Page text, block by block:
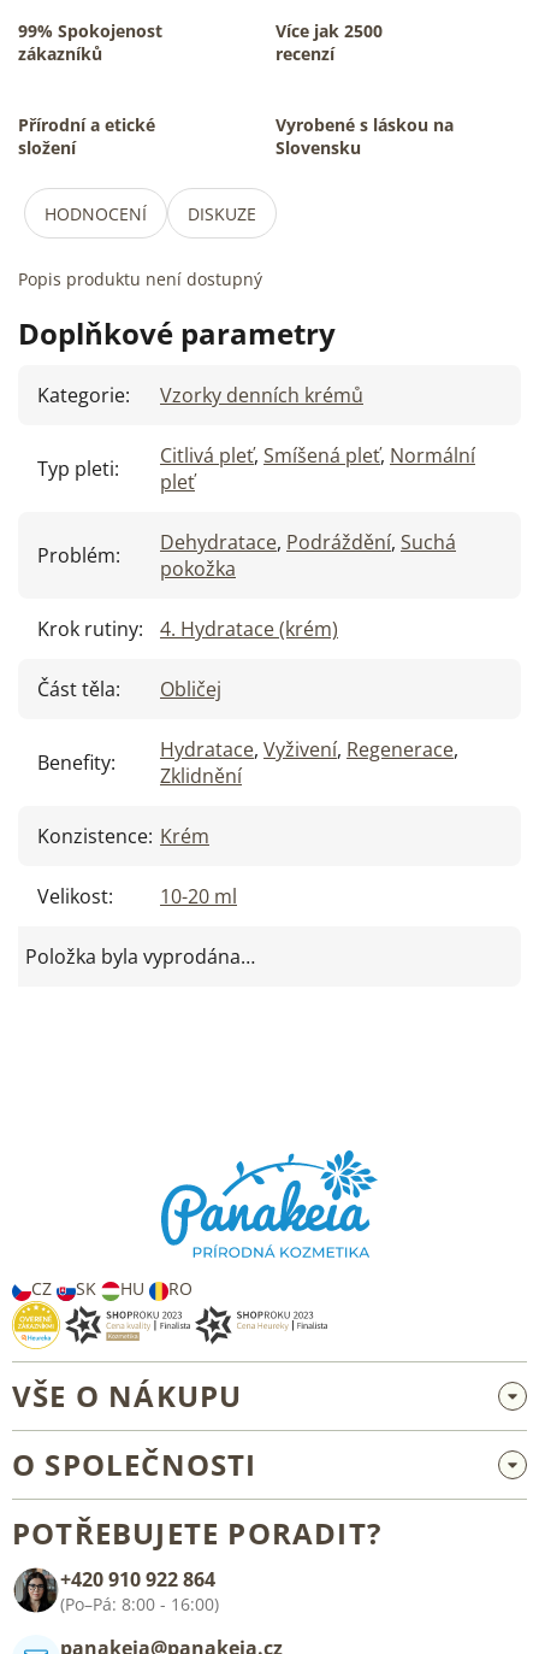
99% Spokojenost
zákazníků
Více jak 2500
recenzí
Přírodní a etické
složení
Vyrobené s láskou na
Slovensku
HODNOCENÍ DISKUZE
Popis produktu není dostupný
Doplňkové parametry
Kategorie: Vzorky denních krémů
Typ pleti: Citlivá pleť, Smíšená pleť, Normální
pleť
Problém: Dehydratace, Podráždění, Suchá
pokožka
Krok rutiny: 4. Hydratace (krém)
Část těla: Obličej
Benefity: Hydratace, Vyživení, Regenerace,
Zklidnění
Konzistence: Krém
Velikost: 10-20 ml
Položka byla vyprodána…
CZ SK HU RO
VŠE O NÁKUPU
Velkoobchod a spolupráce
Všeobecné obchodní podmínky
O SPOLEČNOSTI
Kontakt
POTŘEBUJETE PORADIT?
+420 910 922 864
(Po–Pá: 8:00 - 16:00)
panakeia@panakeia.cz